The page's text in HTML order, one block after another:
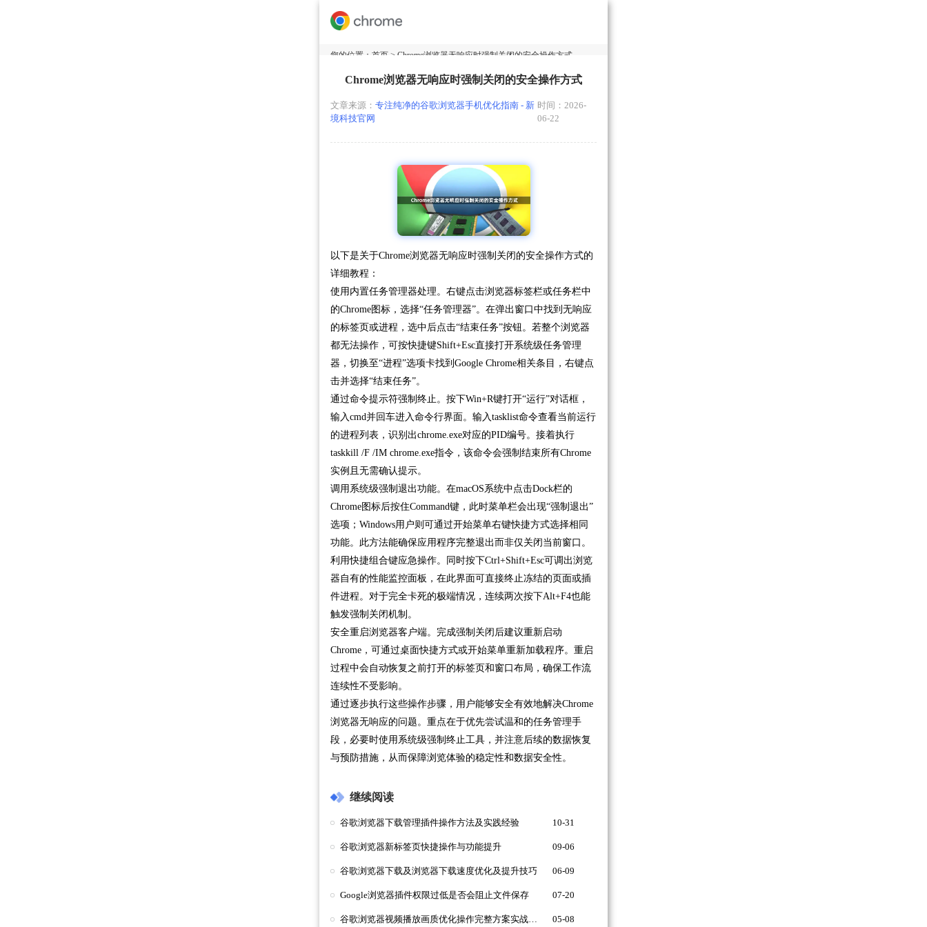
您的位置： 首页 > Chrome浏览器无响应时强制关闭的安全操作方式
Chrome浏览器无响应时强制关闭的安全操作方式
文章来源： 专注纯净的谷歌浏览器手机优化指南 - 新
境科技官网
时间：2026-
06-22
以下是关于Chrome浏览器无响应时强制关闭的安全操作方式的
详细教程：
使用内置任务管理器处理。右键点击浏览器标签栏或任务栏中
的Chrome图标，选择“任务管理器”。在弹出窗口中找到无响应
的标签页或进程，选中后点击“结束任务”按钮。若整个浏览器
都无法操作，可按快捷键Shift+Esc直接打开系统级任务管理
器，切换至“进程”选项卡找到Google Chrome相关条目，右键点
击并选择“结束任务”。
通过命令提示符强制终止。按下Win+R键打开“运行”对话框，
输入cmd并回车进入命令行界面。输入tasklist命令查看当前运行
的进程列表，识别出chrome.exe对应的PID编号。接着执行
taskkill /F /IM chrome.exe指令，该命令会强制结束所有Chrome
实例且无需确认提示。
调用系统级强制退出功能。在macOS系统中点击Dock栏的
Chrome图标后按住Command键，此时菜单栏会出现“强制退出”
选项；Windows用户则可通过开始菜单右键快捷方式选择相同
功能。此方法能确保应用程序完整退出而非仅关闭当前窗口。
利用快捷组合键应急操作。同时按下Ctrl+Shift+Esc可调出浏览
器自有的性能监控面板，在此界面可直接终止冻结的页面或插
件进程。对于完全卡死的极端情况，连续两次按下Alt+F4也能
触发强制关闭机制。
安全重启浏览器客户端。完成强制关闭后建议重新启动
Chrome，可通过桌面快捷方式或开始菜单重新加载程序。重启
过程中会自动恢复之前打开的标签页和窗口布局，确保工作流
连续性不受影响。
通过逐步执行这些操作步骤，用户能够安全有效地解决Chrome
浏览器无响应的问题。重点在于优先尝试温和的任务管理手
段，必要时使用系统级强制终止工具，并注意后续的数据恢复
与预防措施，从而保障浏览体验的稳定性和数据安全性。
继续阅读
谷歌浏览器下载管理插件操作方法及实践经验 10-31
谷歌浏览器新标签页快捷操作与功能提升 09-06
谷歌浏览器下载及浏览器下载速度优化及提升技巧 06-09
Google浏览器插件权限过低是否会阻止文件保存 07-20
谷歌浏览器视频播放画质优化操作完整方案实战分享 05-08